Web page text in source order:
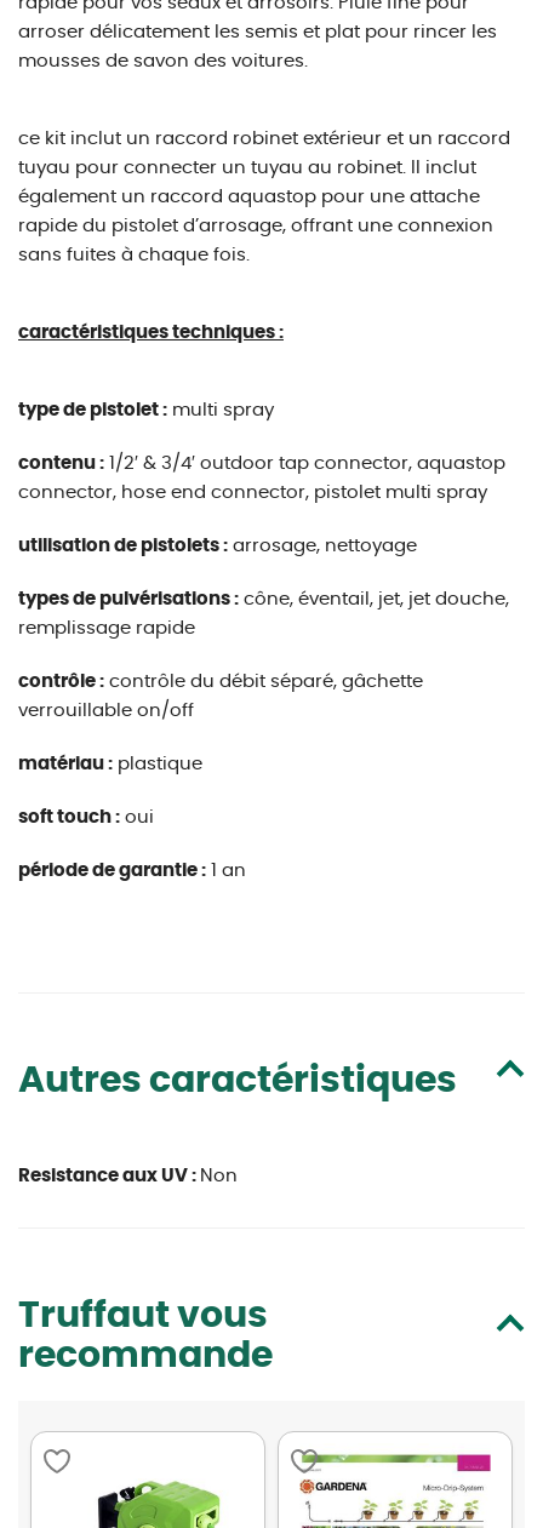
arroser délicatement les semis et plat pour rincer les
mousses de savon des voitures.
ce kit inclut un raccord robinet extérieur et un raccord
tuyau pour connecter un tuyau au robinet. Il inclut
également un raccord aquastop pour une attache
rapide du pistolet d’arrosage, offrant une connexion
sans fuites à chaque fois.
caractéristiques techniques :
type de pistolet : multi spray
contenu : 1/2′ & 3/4′ outdoor tap connector, aquastop
connector, hose end connector, pistolet multi spray
utilisation de pistolets : arrosage, nettoyage
types de pulvérisations : cône, éventail, jet, jet douche,
remplissage rapide
contrôle : contrôle du débit séparé, gâchette
verrouillable on/off
matériau : plastique
soft touch : oui
période de garantie : 1 an
Autres caractéristiques
Resistance aux UV : Non
Truffaut vous
recommande